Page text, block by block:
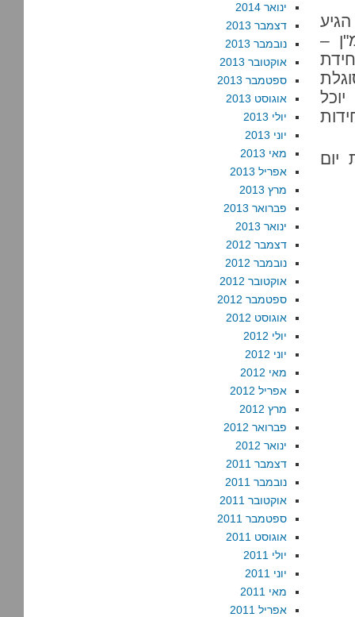
–
יום
ינואר 2014
דצמבר 2013
נובמבר 2013
אוקטובר 2013
ספטמבר 2013
אוגוסט 2013
יולי 2013
יוני 2013
מאי 2013
אפריל 2013
מרץ 2013
פברואר 2013
ינואר 2013
דצמבר 2012
נובמבר 2012
אוקטובר 2012
ספטמבר 2012
אוגוסט 2012
יולי 2012
יוני 2012
מאי 2012
אפריל 2012
מרץ 2012
פברואר 2012
ינואר 2012
דצמבר 2011
נובמבר 2011
אוקטובר 2011
ספטמבר 2011
אוגוסט 2011
יולי 2011
יוני 2011
מאי 2011
אפריל 2011